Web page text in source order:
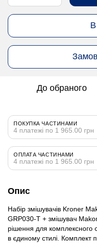
В
До обраного
ПОКУПКА ЧАСТИНАМИ
4 платежі по 1 965.00 грн
ОПЛАТА ЧАСТИНАМИ
4 платежі по 1 965.00 грн
Опис
Набір змішувачів Kroner
GRP030-T + змішувач
рішення для комплексного
в єдиному стилі. Комплект